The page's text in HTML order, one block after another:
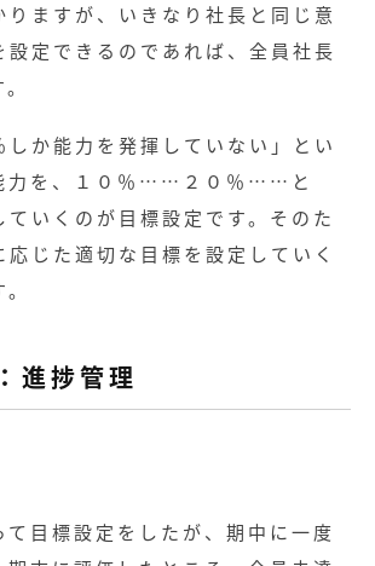
りますが、いきなり社長と同じ意
設定できるのであれば、全員社長
しか能力を発揮していない」とい
力を、１０％……２０％……と
ていくのが目標設定です。そのた
応じた適切な目標を設定していく
進捗管理
て目標設定をしたが、期中に一度